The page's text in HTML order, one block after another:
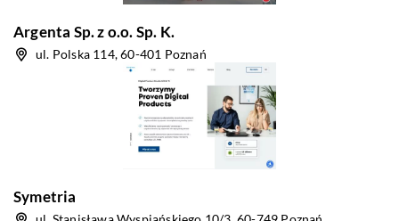
Argenta Sp. z o.o. Sp. K.
ul. Polska 114, 60-401 Poznań
Symetria